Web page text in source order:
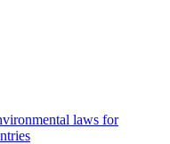
laws for